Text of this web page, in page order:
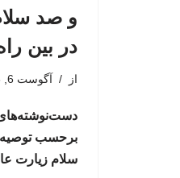
و صد
در بین
از آگوست 6, 2026
دست‌نوشته‌های
برحسب توصیه
سلام زیارت